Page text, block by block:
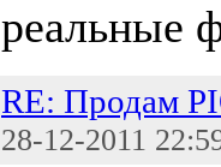
реальные
RE: Продам
28-12-2011